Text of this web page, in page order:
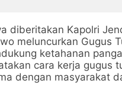
diberitakan Kapolri
meluncurkan Gugus
ketahanan
cara kerja gugus
dengan masyarakat